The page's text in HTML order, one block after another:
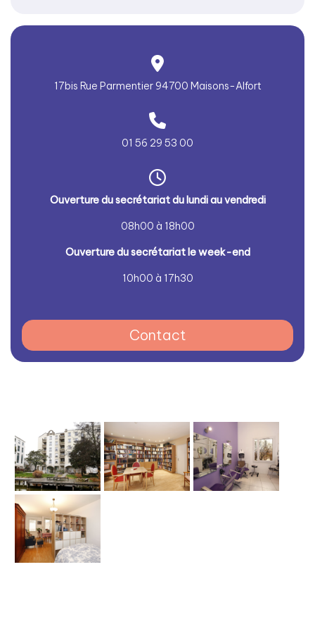
17bis Rue Parmentier 94700 Maisons-Alfort
01 56 29 53 00
Ouverture du secrétariat du lundi au vendredi
08h00 à 18h00
Ouverture du secrétariat le week-end
10h00 à 17h30
Contact